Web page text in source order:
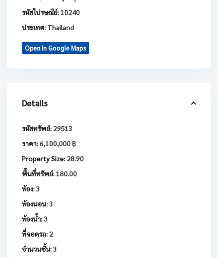
รหัสไปรษณีย์: 10240
ประเทศ: Thailand
Open In Google Maps
Details
รหัสทรัพย์: 29513
ราคา:6,100,000 ฿
Property Size: 28.90
พื้นที่ทรัพย์: 180.00
ห้อง:3
ห้องนอน:3
ห้องน้ำ:3
ที่จอดรถ: 2
จำนวนชั้น:3